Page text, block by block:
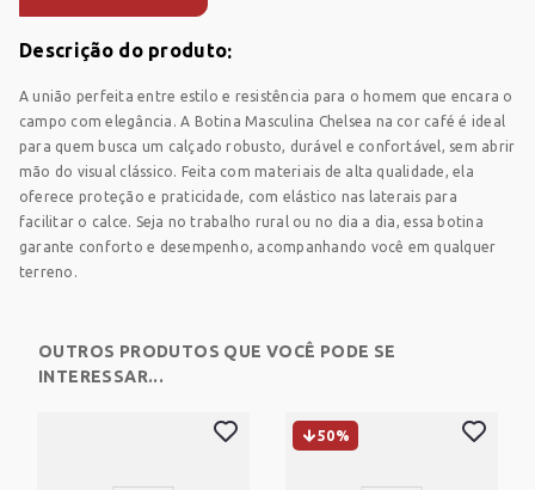
CARRINHO
Sem produtos
Adicione produtos clicando em 'Comprar com
consultor'
FUNGICIDA
HERBICIDA INSETICIDA
Descrição do produto
A união perfeita entre estilo e resistência para o homem que encara o
campo com elegância. A Botina Masculina Chelsea na cor café é ideal
para quem busca um calçado robusto, durável e confortável, sem abrir
mão do visual clássico. Feita com materiais de alta qualidade, ela
oferece proteção e praticidade, com elástico nas laterais para
facilitar o calce. Seja no trabalho rural ou no dia a dia, essa botina
garante conforto e desempenho, acompanhando você em qualquer
terreno.
OUTROS PRODUTOS QUE VOCÊ PODE SE
INTERESSAR...
50%